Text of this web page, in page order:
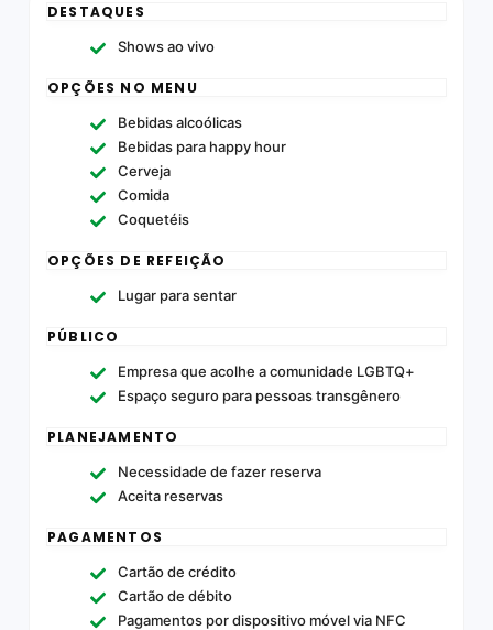
DESTAQUES
Shows ao vivo
OPÇÕES NO MENU
Bebidas alcoólicas
Bebidas para happy hour
Cerveja
Comida
Coquetéis
OPÇÕES DE REFEIÇÃO
Lugar para sentar
PÚBLICO
Empresa que acolhe a comunidade LGBTQ+
Espaço seguro para pessoas transgênero
PLANEJAMENTO
Necessidade de fazer reserva
Aceita reservas
PAGAMENTOS
Cartão de crédito
Cartão de débito
Pagamentos por dispositivo móvel via NFC